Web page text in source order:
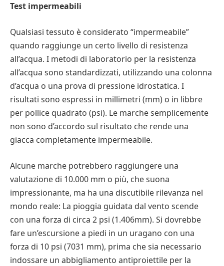
Test impermeabili
Qualsiasi tessuto è considerato “impermeabile”
quando raggiunge un certo livello di resistenza
all’acqua. I metodi di laboratorio per la resistenza
all’acqua sono standardizzati, utilizzando una colonna
d’acqua o una prova di pressione idrostatica. I
risultati sono espressi in millimetri (mm) o in libbre
per pollice quadrato (psi). Le marche semplicemente
non sono d’accordo sul risultato che rende una
giacca completamente impermeabile.
Alcune marche potrebbero raggiungere una
valutazione di 10.000 mm o più, che suona
impressionante, ma ha una discutibile rilevanza nel
mondo reale: La pioggia guidata dal vento scende
con una forza di circa 2 psi (1.406mm). Si dovrebbe
fare un’escursione a piedi in un uragano con una
forza di 10 psi (7031 mm), prima che sia necessario
indossare un abbigliamento antiproiettile per la